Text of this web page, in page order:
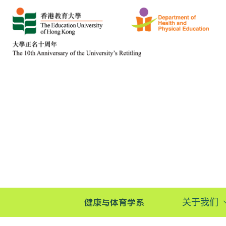
健康与体育学系 关于我们